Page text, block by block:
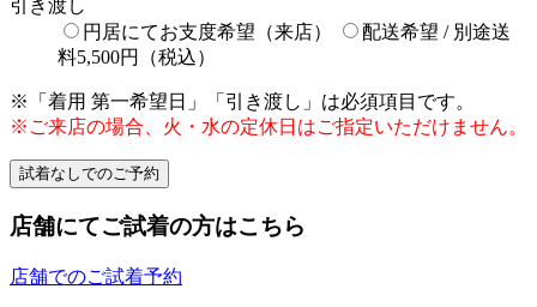
引き渡し
円居にてお支度希望（来店）
配送希望 / 別途送
料5,500円（税込）
※「着用 第一希望日」「引き渡し」は必須項目です。
※ご来店の場合、火・水の定休日はご指定いただけません。
店舗にてご試着の方はこちら
店舗でのご試着予約